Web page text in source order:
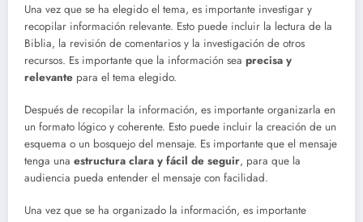
Una vez que se ha elegido el tema, es importante investigar y
recopilar información relevante. Esto puede incluir la lectura de la
Biblia, la revisión de comentarios y la investigación de otros
recursos. Es importante que la información sea precisa y
relevante para el tema elegido.
Después de recopilar la información, es importante organizarla en
un formato lógico y coherente. Esto puede incluir la creación de un
esquema o un bosquejo del mensaje. Es importante que el mensaje
tenga una estructura clara y fácil de seguir, para que la
audiencia pueda entender el mensaje con facilidad.
Una vez que se ha organizado la información, es importante